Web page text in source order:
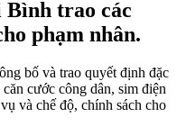
trao các
phạm nhân.
bố và trao quyết định đặc
cước công dân, sim điện
và chế độ, chính sách cho